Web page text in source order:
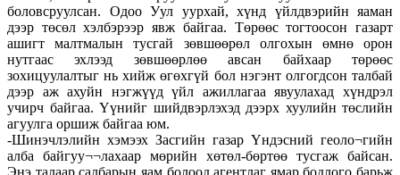
боловсруулсан. Одоо Уул уурхай, хүнд үйлдвэрийн яаман
дээр төсөл хэлбэрээр явж байгаа. Төрөөс тогтоосон газарт
ашигт малтмалын тусгай зөвшөөрөл олгохын өмнө орон
нутгаас эхлээд зөвшөөрлөө авсан байхаар төрөөс
зохицуулалтыг нь хийж өгөхгүй бол нэгэнт олгогдсон талбай
дээр аж ахуйн нэгжүүд үйл ажиллагаа явуулахад хүндрэл
учирч байгаа. Үүнийг шийдвэрлэхэд дээрх хуулийн төслийн
агуулга оршиж байгаа юм.
-Шинэчлэлийн хэмээх Засгийн газар Үндэсний геоло¬гийн
алба байгуу¬¬лахаар мөрийн хөтөл-бөртөө тусгаж байсан.